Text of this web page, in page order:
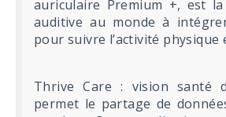
auriculaire Premium +, est
auditive au monde à
pour suivre l’activité physique
Thrive Care : vision santé
permet le partage de